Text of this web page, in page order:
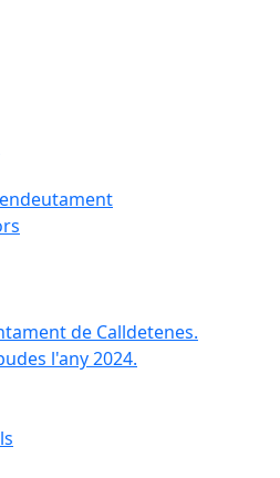
de Calldetenes.
l'any 2024.